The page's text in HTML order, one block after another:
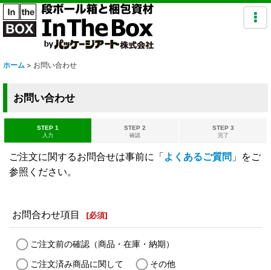
ホーム > お問い合わせ
お問い合わせ
STEP 1
入力
STEP 2
確認
STEP 3
完了
ご注文に関するお問合せは事前に「よくあるご質問 」をご
参照ください。
お問合わせ項目 [必須]
ご注文前の確認（商品・在庫・納期）
ご注文済み商品に関して
その他